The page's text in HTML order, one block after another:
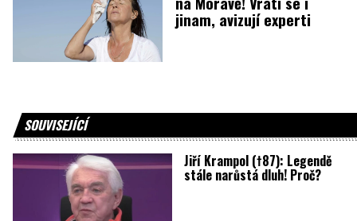
jinam, avizují experti
SOUVISEJÍCÍ
Jiří Krampol (†87): Legendě
stále narůstá dluh! Proč?